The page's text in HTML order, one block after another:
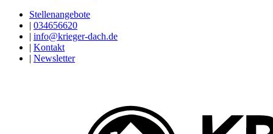
Stellenangebote
| 034656620
| info@krieger-dach.de
| Kontakt
| Newsletter